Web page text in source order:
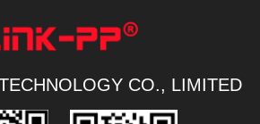
CO., LIMITED